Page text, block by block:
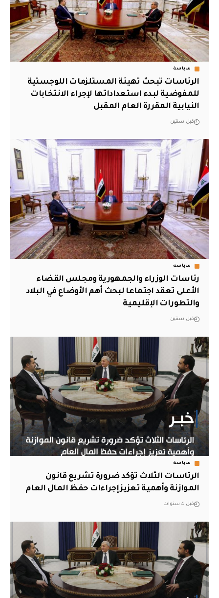
سياسة
الرئاسات تبحث تهيئة المستلزمات اللوجستية
للمفوضية لبدء استعداداتها لإجراء الانتخابات
النيابية المقررة العام المقبل
قبل سنتين
سياسة
رئاسات الوزراء والجمهورية ومجلس القضاء
الأعلى تعقد اجتماعا لبحث أهم الأوضاع في البلاد
والتطورات الإقليمية
قبل سنتين
سياسة
الرئاسات الثلاث تؤكد ضرورة تشريع قانون
الموازنة وأهمية تعزيز إجراءات حفظ المال العام
قبل 4 سنوات